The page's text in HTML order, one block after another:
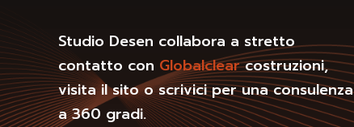
Studio Desen collabora a stretto
contatto con Globalclearcostruzioni,
visita il sito o scrivici per una consulenza
a 360 gradi.